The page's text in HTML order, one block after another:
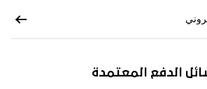
الدفع المعتمدة